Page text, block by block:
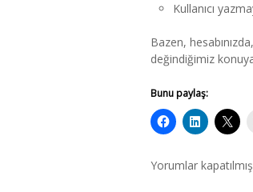
Kullanıcı
Bazen,
değindiğimiz
Bunu paylaş:
Yorumlar